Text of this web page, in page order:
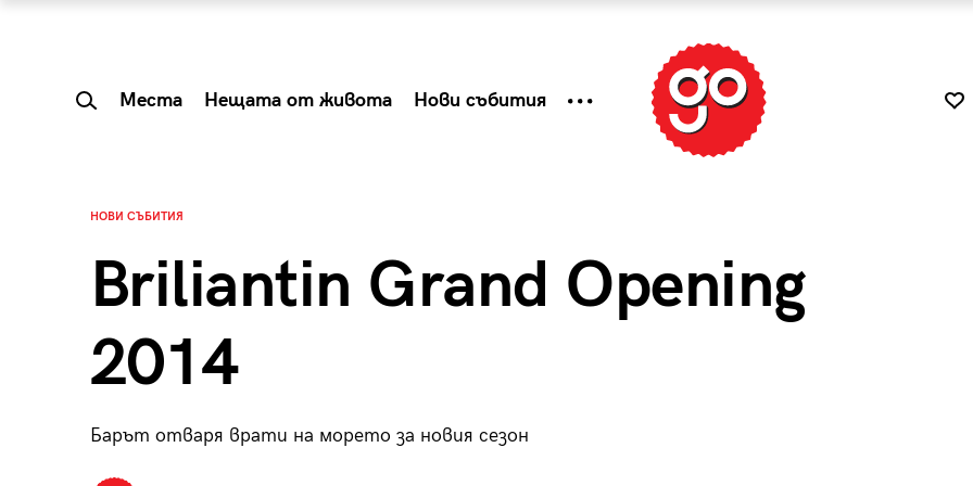
Места Нещата от живота Нови събития
НОВИ СЪБИТИЯ
Briliantin Grand Opening
2014
Барът отваря врати на морето за новия сезон
Summer Prelude: как